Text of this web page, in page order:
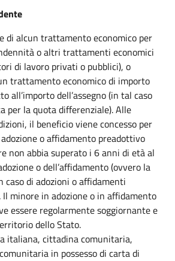
di alcun trattamento economico per
o altri trattamenti economici
di lavoro privati o pubblici), o
trattamento economico di importo
all’importo dell’assegno (in tal caso
per la quota differenziale). Alle
il beneficio viene concesso per
o affidamento preadottivo
non abbia superato i 6 anni di età al
o dell’affidamento (ovvero la
caso di adozioni o affidamenti
minore in adozione o in affidamento
essere regolarmente soggiornante e
dello Stato.
italiana, cittadina comunitaria,
in possesso di carta di